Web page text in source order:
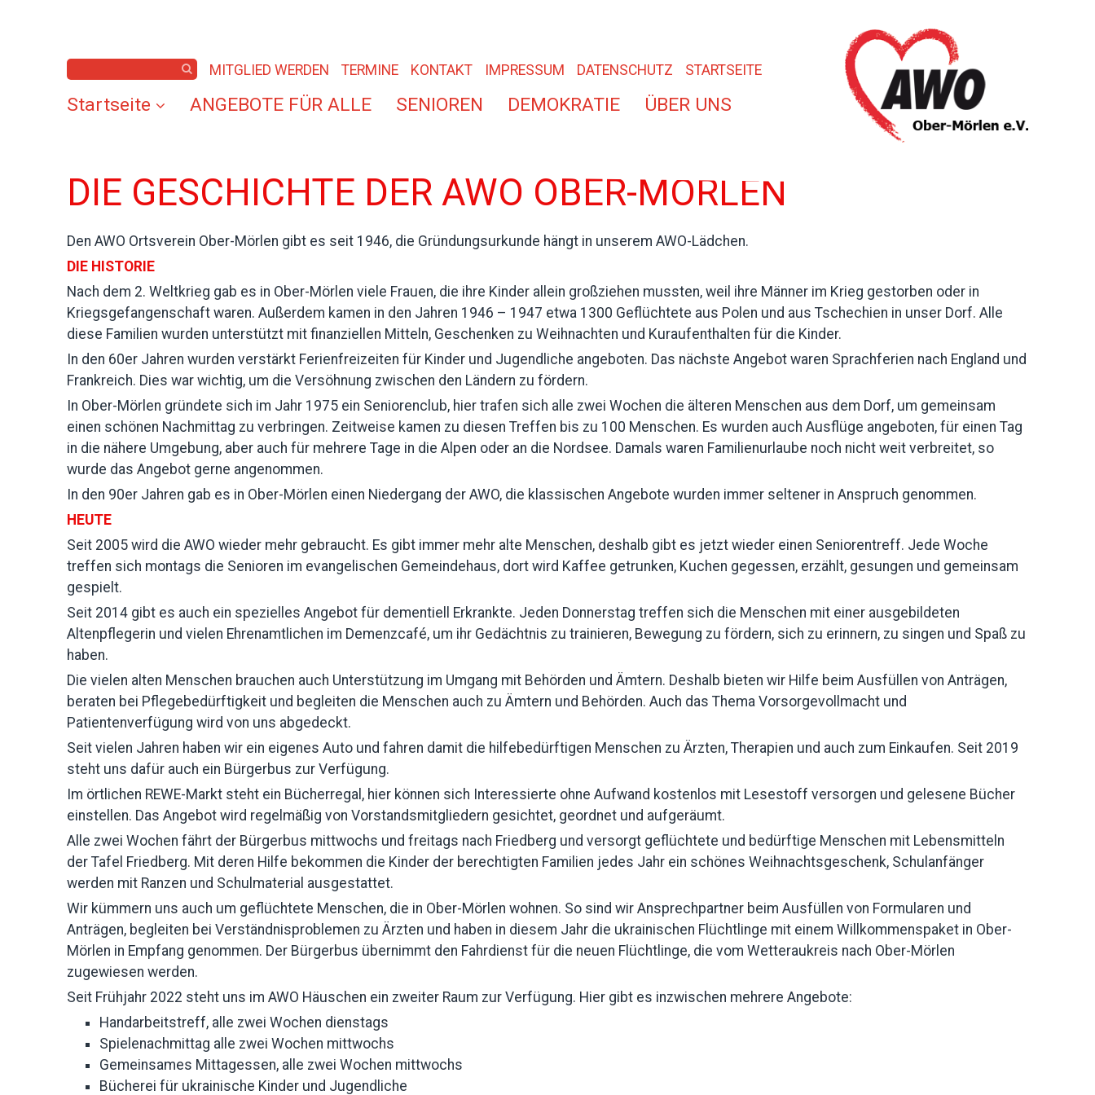
MITGLIED WERDEN TERMINE KONTAKT IMPRESSUM DATENSCHUTZ STARTSEITE
Startseite ANGEBOTE FÜR ALLE SENIOREN DEMOKRATIE ÜBER UNS
DIE GESCHICHTE DER AWO OBER-MÖRLEN
Den AWO Ortsverein Ober-Mörlen gibt es seit 1946, die Gründungsurkunde hängt in unserem AWO-Lädchen.
DIE HISTORIE
Nach dem 2. Weltkrieg gab es in Ober-Mörlen viele Frauen, die ihre Kinder allein großziehen mussten, weil ihre Männer im Krieg gestorben oder in
Kriegsgefangenschaft waren. Außerdem kamen in den Jahren 1946 – 1947 etwa 1300 Geflüchtete aus Polen und aus Tschechien in unser Dorf. Alle
diese Familien wurden unterstützt mit finanziellen Mitteln, Geschenken zu Weihnachten und Kuraufenthalten für die Kinder.
In den 60er Jahren wurden verstärkt Ferienfreizeiten für Kinder und Jugendliche angeboten. Das nächste Angebot waren Sprachferien nach England und
Frankreich. Dies war wichtig, um die Versöhnung zwischen den Ländern zu fördern.
In Ober-Mörlen gründete sich im Jahr 1975 ein Seniorenclub, hier trafen sich alle zwei Wochen die älteren Menschen aus dem Dorf, um gemeinsam
einen schönen Nachmittag zu verbringen. Zeitweise kamen zu diesen Treffen bis zu 100 Menschen. Es wurden auch Ausflüge angeboten, für einen Tag
in die nähere Umgebung, aber auch für mehrere Tage in die Alpen oder an die Nordsee. Damals waren Familienurlaube noch nicht weit verbreitet, so
wurde das Angebot gerne angenommen.
In den 90er Jahren gab es in Ober-Mörlen einen Niedergang der AWO, die klassischen Angebote wurden immer seltener in Anspruch genommen.
HEUTE
Seit 2005 wird die AWO wieder mehr gebraucht. Es gibt immer mehr alte Menschen, deshalb gibt es jetzt wieder einen Seniorentreff. Jede Woche
treffen sich montags die Senioren im evangelischen Gemeindehaus, dort wird Kaffee getrunken, Kuchen gegessen, erzählt, gesungen und gemeinsam
gespielt.
Seit 2014 gibt es auch ein spezielles Angebot für dementiell Erkrankte. Jeden Donnerstag treffen sich die Menschen mit einer ausgebildeten
Altenpflegerin und vielen Ehrenamtlichen im Demenzcafé, um ihr Gedächtnis zu trainieren, Bewegung zu fördern, sich zu erinnern, zu singen und Spaß zu
haben.
Die vielen alten Menschen brauchen auch Unterstützung im Umgang mit Behörden und Ämtern. Deshalb bieten wir Hilfe beim Ausfüllen von Anträgen,
beraten bei Pflegebedürftigkeit und begleiten die Menschen auch zu Ämtern und Behörden. Auch das Thema Vorsorgevollmacht und
Patientenverfügung wird von uns abgedeckt.
Seit vielen Jahren haben wir ein eigenes Auto und fahren damit die hilfebedürftigen Menschen zu Ärzten, Therapien und auch zum Einkaufen. Seit 2019
steht uns dafür auch ein Bürgerbus zur Verfügung.
Im örtlichen REWE-Markt steht ein Bücherregal, hier können sich Interessierte ohne Aufwand kostenlos mit Lesestoff versorgen und gelesene Bücher
einstellen. Das Angebot wird regelmäßig von Vorstandsmitgliedern gesichtet, geordnet und aufgeräumt.
Alle zwei Wochen fährt der Bürgerbus mittwochs und freitags nach Friedberg und versorgt geflüchtete und bedürftige Menschen mit Lebensmitteln
der Tafel Friedberg. Mit deren Hilfe bekommen die Kinder der berechtigten Familien jedes Jahr ein schönes Weihnachtsgeschenk, Schulanfänger
werden mit Ranzen und Schulmaterial ausgestattet.
Wir kümmern uns auch um geflüchtete Menschen, die in Ober-Mörlen wohnen. So sind wir Ansprechpartner beim Ausfüllen von Formularen und
Anträgen, begleiten bei Verständnisproblemen zu Ärzten und haben in diesem Jahr die ukrainischen Flüchtlinge mit einem Willkommenspaket in Ober-
Mörlen in Empfang genommen. Der Bürgerbus übernimmt den Fahrdienst für die neuen Flüchtlinge, die vom Wetteraukreis nach Ober-Mörlen
zugewiesen werden.
Seit Frühjahr 2022 steht uns im AWO Häuschen ein zweiter Raum zur Verfügung. Hier gibt es inzwischen mehrere Angebote:
Handarbeitstreff, alle zwei Wochen dienstags
Spielenachmittag alle zwei Wochen mittwochs
Gemeinsames Mittagessen, alle zwei Wochen mittwochs
Bücherei für ukrainische Kinder und Jugendliche